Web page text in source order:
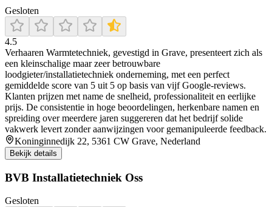
Gesloten
4.5
Verhaaren Warmtetechniek, gevestigd in Grave, presenteert zich als
een kleinschalige maar zeer betrouwbare
loodgieter/installatietechniek onderneming, met een perfect
gemiddelde score van 5 uit 5 op basis van vijf Google‑reviews.
Klanten prijzen met name de snelheid, professionaliteit en eerlijke
prijs. De consistentie in hoge beoordelingen, herkenbare namen en
spreiding over meerdere jaren suggereren dat het bedrijf solide
vakwerk levert zonder aanwijzingen voor gemanipuleerde feedback.
Koninginnedijk 22, 5361 CW Grave, Nederland
Bekijk details
BVB Installatietechniek Oss
Gesloten